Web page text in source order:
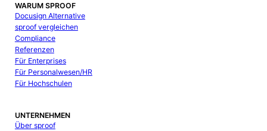
WARUM SPROOF
Docusign Alternative
sproof vergleichen
Compliance
Referenzen
Für Enterprises
Für Personalwesen/HR
Für Hochschulen
UNTERNEHMEN
Über sproof